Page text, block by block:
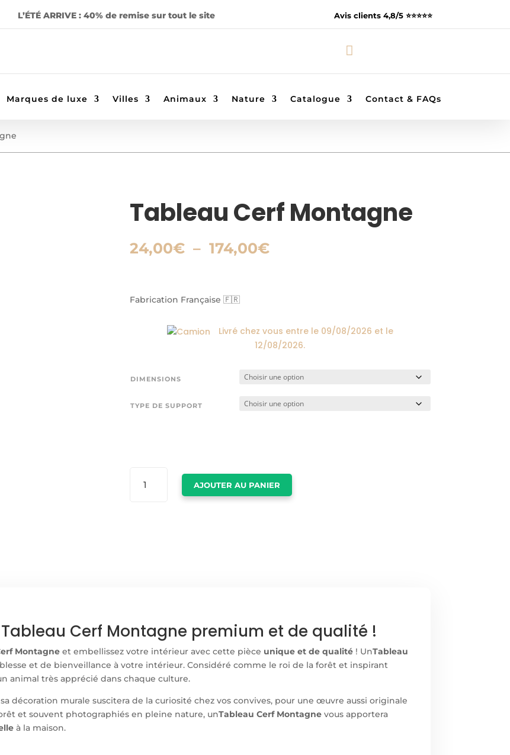
L’ÉTÉ ARRIVE : 40% de remise sur tout le site Avis clients 4,8/5 ⭐️⭐️⭐️⭐️⭐️

Marques de luxe Villes Animaux Nature Catalogue Contact & FAQs
Tableau Cerf Montagne
24,00€ – 174,00€Plage
Fabrication Française 🇫🇷
Livré chez vous entre le 09/08/2026 et le
12/08/2026.
DIMENSIONS
TYPE DE SUPPORT
AJOUTER AU PANIER
Cerf Montagne premium et de qualité !
Montagne et embellissez votre intérieur avec cette pièce unique et de qualité ! UnTableau
et de bienveillance à votre intérieur. Considéré comme le roi de la forêt et inspirant
animal très apprécié dans chaque culture.
décoration murale suscitera de la curiosité chez vos convives, pour une œuvre aussi originale
et souvent photographiés en pleine nature, unTableau Cerf Montagne vous apportera
à la maison.